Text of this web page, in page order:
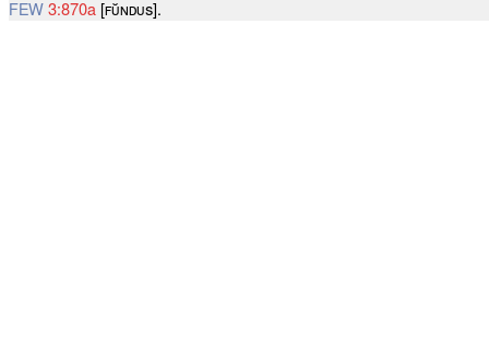
FEW 3:870a [ꜰᴜ̆ɴᴅᴜѕ].